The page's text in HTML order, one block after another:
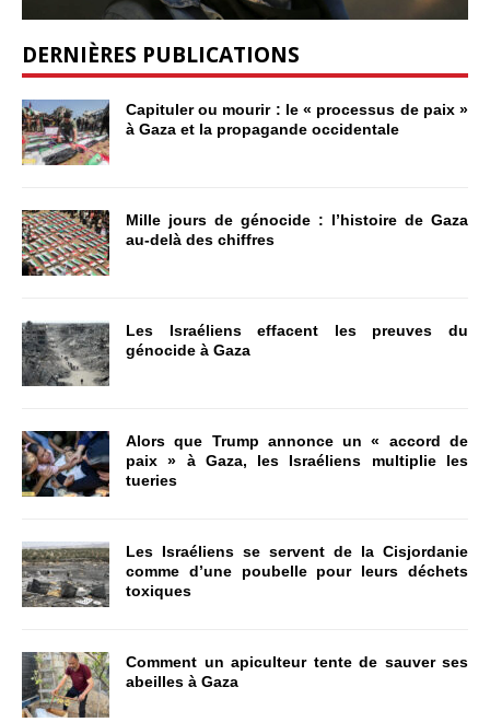
DERNIÈRES PUBLICATIONS
Capituler ou mourir : le « processus de paix »
à Gaza et la propagande occidentale
Mille jours de génocide : l’histoire de Gaza
au-delà des chiffres
Les Israéliens effacent les preuves du
génocide à Gaza
Alors que Trump annonce un « accord de
paix » à Gaza, les Israéliens multiplie les
tueries
Les Israéliens se servent de la Cisjordanie
comme d’une poubelle pour leurs déchets
toxiques
Comment un apiculteur tente de sauver ses
abeilles à Gaza